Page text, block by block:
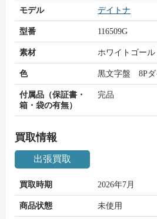
モデル デイトナ
型番 116509G
素材 ホワイトゴール
色 黒文字盤 8Pダ
付属品（保証書・
箱・袋の有無）
完品
買取情報
出張買取
買取時期 2026年7月
商品状態 未使用